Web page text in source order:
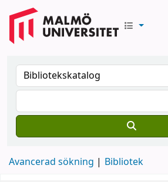
Avancerad sökning Bibliotek